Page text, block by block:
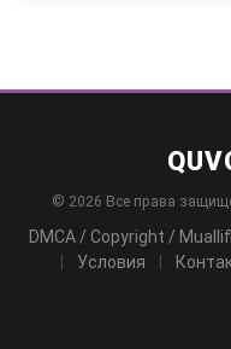
© 2026 Все права
DMCA / Copyright /
Условия